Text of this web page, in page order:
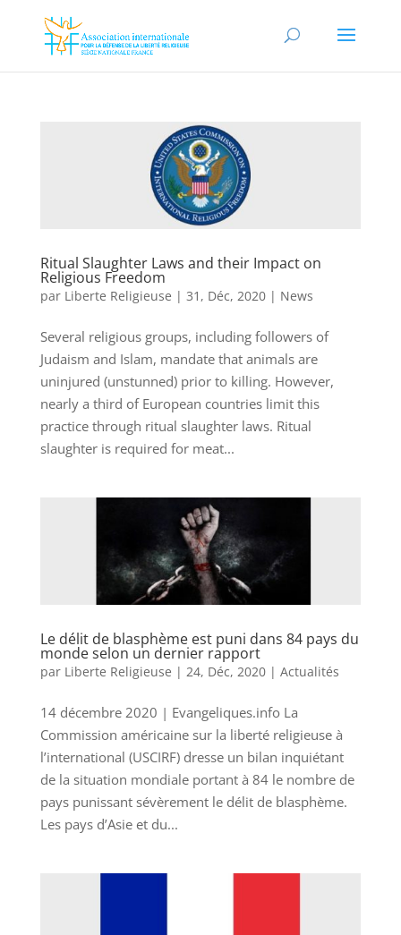
Ritual Slaughter Laws and their Impact on
Religious Freedom
par Liberte Religieuse | 31, Déc, 2020| News
Several religious groups, including followers of
Judaism and Islam, mandate that animals are
uninjured (unstunned) prior to killing. However,
nearly a third of European countries limit this
practice through ritual slaughter laws. Ritual
slaughter is required for meat...
Le délit de blasphème est puni dans 84 pays du
monde selon un dernier rapport
par Liberte Religieuse | 24, Déc, 2020| Actualités
14 décembre 2020 | Evangeliques.info La
Commission américaine sur la liberté religieuse à
l’international (USCIRF) dresse un bilan inquiétant
de la situation mondiale portant à 84 le nombre de
pays punissant sévèrement le délit de blasphème.
Les pays d’Asie et du...